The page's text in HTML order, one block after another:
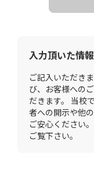
入力頂いた情
ご記入いただき
び、お客様への
だきます。 当校
者への開示や他
ご安心ください。
ご覧下さい。